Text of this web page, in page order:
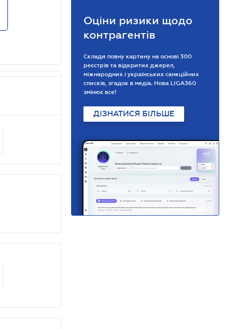
Оціни ризики щодо
контрагентів
Склади повну картину на основі 300
реєстрів та відкритих джерел,
міжнародних і українських санкційних
списків, згадок в медіа. Нова LIGA360
змінює все!
ДІЗНАТИСЯ БІЛЬШЕ